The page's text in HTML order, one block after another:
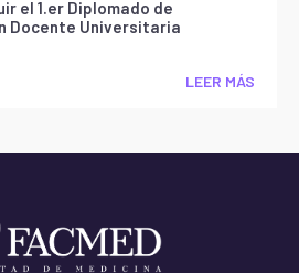
el 1.er Diplomado de
Docente Universitaria
LEER MÁS